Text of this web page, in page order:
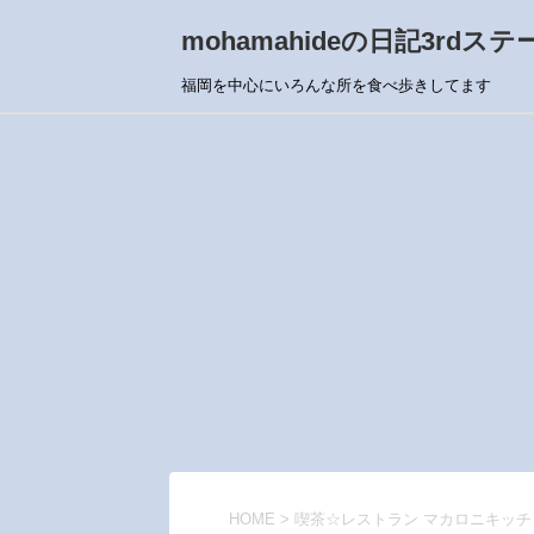
mohamahideの日記3rdステ
福岡を中心にいろんな所を食べ歩きしてます
HOME > 喫茶☆レストラン マカロニキッ